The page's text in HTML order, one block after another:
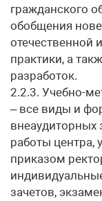
гражданского
обобщения
отечественной
практики, а
разработок.
2.2.3. Учебно-
– все виды и
внеаудиторных
работы
приказом
зачетов,